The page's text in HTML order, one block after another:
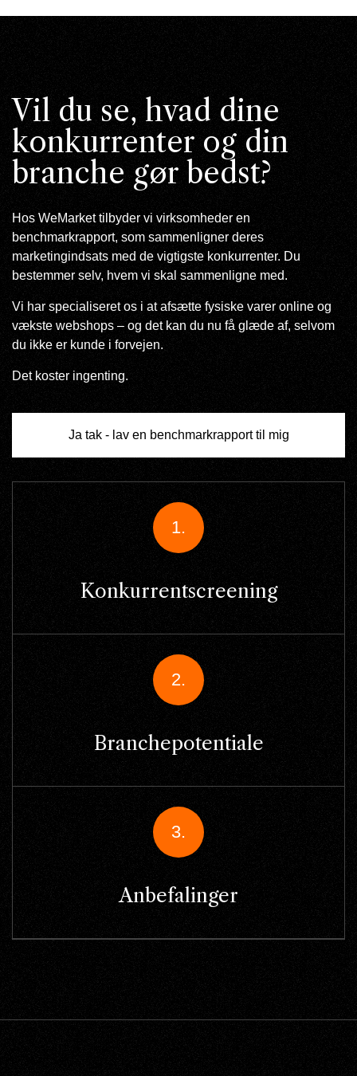
Vil du se, hvad dine
konkurrenter og din
branche gør bedst?
Hos WeMarket tilbyder vi virksomheder en
benchmarkrapport, som sammenligner deres
marketingindsats med de vigtigste konkurrenter. Du
bestemmer selv, hvem vi skal sammenligne med.
Vi har specialiseret os i at afsætte fysiske varer online og
vækste webshops – og det kan du nu få glæde af, selvom
du ikke er kunde i forvejen.
Det koster ingenting.
Ja tak - lav en benchmarkrapport til mig
1.
Konkurrentscreening
2.
Branchepotentiale
3.
Anbefalinger